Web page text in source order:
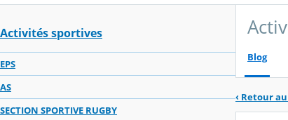
Activités sportives
EPS
AS
SECTION SPORTIVE RUGBY
Blog
‹ Retour